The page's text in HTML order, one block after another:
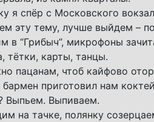
я спёр с Московского
эту тему, лучше выйдем –
в “Грибыч”, микрофоны
тётки, карты, танцы.
пацанам, чтоб кайфово
приготовил нам
Выпьем. Выпиваем.
на тачке, полянку